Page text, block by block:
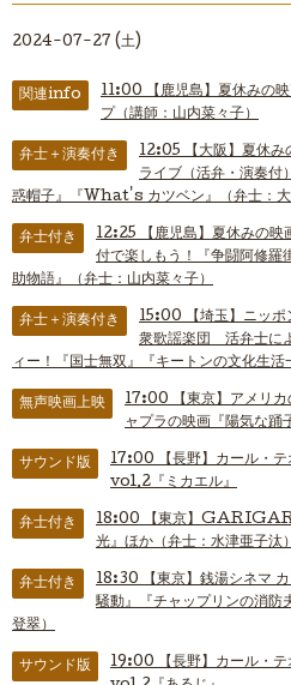
2024-07-27 (土)
関連info 11:00
【鹿児島】夏休み
プ（講師：山内菜々子）
弁士＋演奏付き 12:05
【大阪】夏休
ライブ（活弁・演奏付
惑帽子』『What's カツベン』（弁士：大
弁士付き 12:25
【鹿児島】夏休みの
付で楽しもう！『争闘阿修羅
助物語』（弁士：山内菜々子）
弁士＋演奏付き 15:00
【埼玉】ニッ
衆歌謡楽団 活弁士に
ィー！『国士無双』『キートンの文化生活
無声映画上映 17:00
【東京】アメリ
ャプラの映画『陽気な踊
サウンド版 17:00
【長野】カール・
vol.2『ミカエル』
弁士付き 18:00
【東京】
光』ほか（弁士：水津亜子汰）
弁士付き 18:30
【東京】銭湯シネマ
騒動』『チャップリンの消防
登翠）
サウンド版 19:00
【長野】カール・